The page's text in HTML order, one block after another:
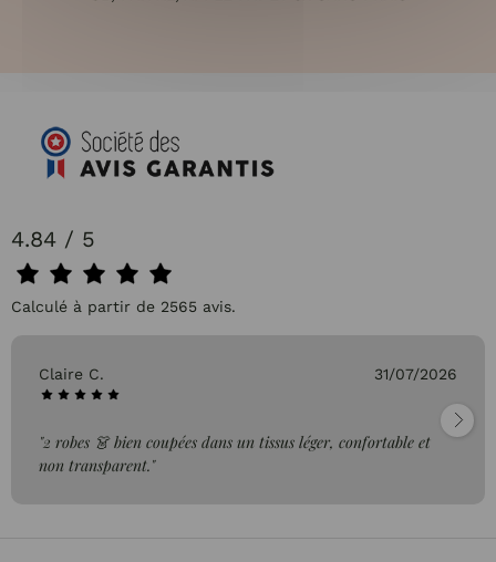
4.84 / 5
Calculé à partir de 2565 avis.
Claire C. 31/07/2026
"2 robes 👗 bien coupées dans un tissus léger, confortable et
non transparent."